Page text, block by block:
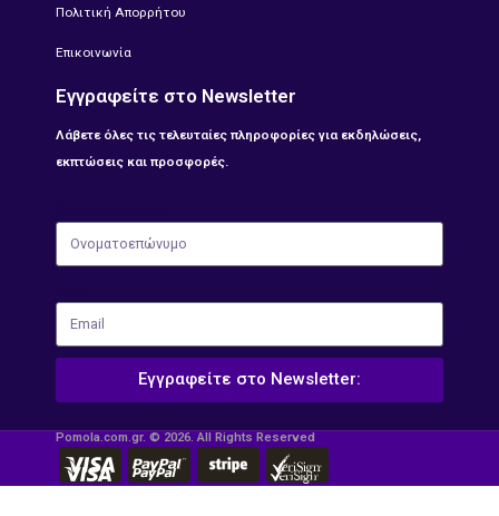
Πολιτική Απορρήτου
Επικοινωνία
Εγγραφείτε στο Newsletter
Λάβετε όλες τις τελευταίες πληροφορίες για εκδηλώσεις,
εκπτώσεις και προσφορές.
Εγγραφείτε στο Newsletter:
Pomola.com.gr. © 2026. All Rights Reserved